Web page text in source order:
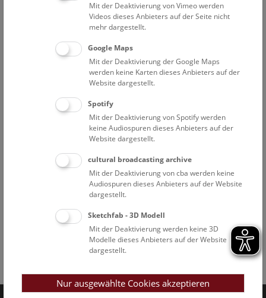
Mit der Deaktivierung von Vimeo werden
Videos dieses Anbieters auf der Seite nicht
mehr dargestellt.
Google Maps
Mit der Deaktivierung der Google Maps
werden keine Karten dieses Anbieters auf der
Website dargestellt.
Spotify
Mit der Deaktivierung von Spotify werden
keine Audiospuren dieses Anbieters auf der
Website dargestellt.
cultural broadcasting archive
Mit der Deaktivierung von cba werden keine
Audiospuren dieses Anbieters auf der Website
dargestellt.
Sketchfab - 3D Modell
Mit der Deaktivierung werden keine 3D
Modelle dieses Anbieters auf der Website
dargestellt.
Nur ausgewählte Cookies akzeptieren